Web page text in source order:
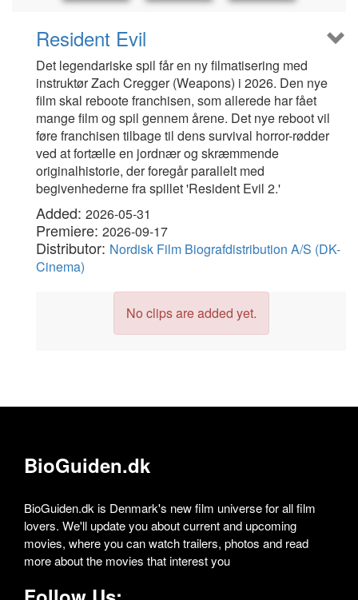
Resident Evil
Det legendariske spil får en ny filmatisering med
instruktør Zach Cregger (Weapons) i 2026. Den nye
film skal reboote franchisen, som allerede har fået
mange film og spil gennem årene. Det nye reboot vil
føre franchisen tilbage til dens survival horror-rødder
ved at fortælle en jordnær og skræmmende
originalhistorie, der foregår parallelt med
begivenhederne fra spillet 'Resident Evil 2.'
Added: 2026-05-31
Premiere: 2026-09-17
Distributor: Nordisk Film Biografdistribution A/S (DK-
Cinema)
No clips are added yet.
BioGuiden.dk
BioGuiden.dk is Denmark's new film universe for all film
lovers. We'll update you about current and upcoming
movies, where you can watch trailers, photos and read
more about the movies that interest you